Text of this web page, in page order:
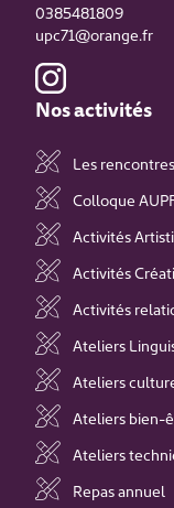
0385481809
upc71@orange.fr
Nos activités
Les
Colloque
Activités
Activités
Activités
Ateliers
Ateliers
Ateliers bien-
Ateliers
Repas annuel